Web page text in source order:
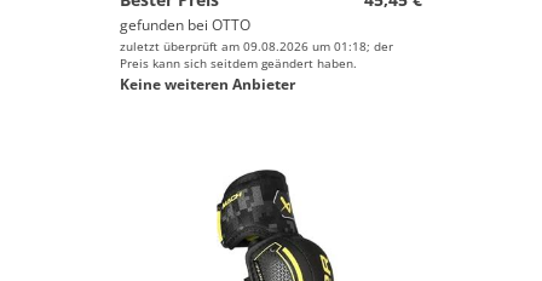
gefunden bei OTTO
zuletzt überprüft am 09.08.2026 um 01:18; der
Preis kann sich seitdem geändert haben.
Keine weiteren Anbieter